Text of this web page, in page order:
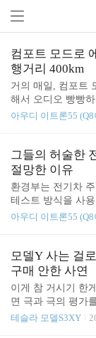
컴포트 모드로
행거리 400km
거의 매일, 컴포트
해서 오디오 빵빵
주행거리 400km
은 건, 전기차 공인
다. 차는 이동수단
타면 500km도 거
내가 차에게 맞출
며 맘편히 타고, S
고 타력주행의 편
0kw로 10~80%까
0% 구간도 100kw..
아우디 이트론55
그들의 허술한
절망한 이유
환경부는 전기차
테스트 방식을 사
에 관한 규정 중 [별
전상태에서 시험
온도에 두어야 한
해당하지 않는다.
전 상온상태에서
건시험 방법은 환
시험검사 및 시험
아우디 이트론55
모델Y 사는 걸
구매 안한 사연
이게 참 거시기 한
면 극과 극의 평가
려고 세 번을 시승
테슬라 모델S3XY